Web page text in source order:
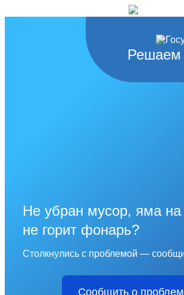
Решаем
Не убран мусор, яма на
не горит фонарь?
Столкнулись с проблемой —
Сообщить о